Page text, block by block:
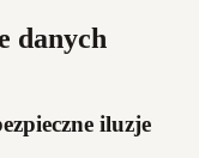
danych
iluzje